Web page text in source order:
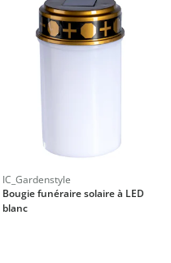
IC_Gardenstyle
Bougie funéraire solaire à LED
blanc